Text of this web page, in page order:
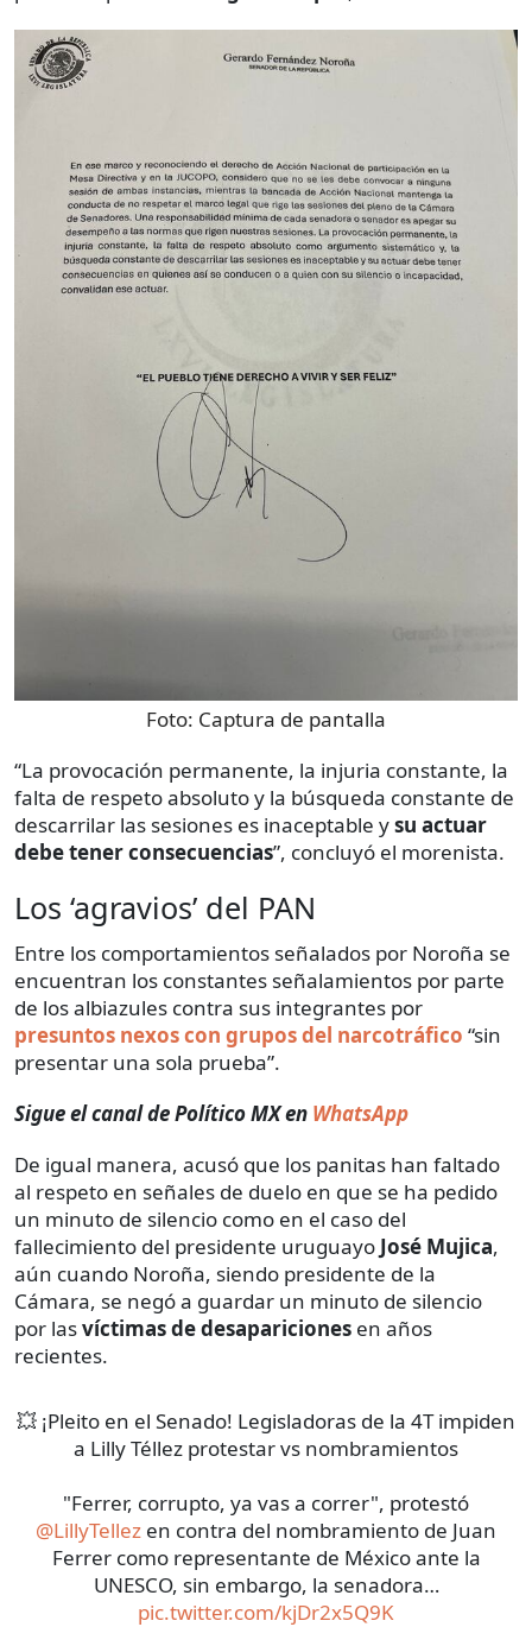
Foto: Captura de pantalla
“La provocación permanente, la injuria constante, la
falta de respeto absoluto y la búsqueda constante de
descarrilar las sesiones es inaceptable ysu actuar
debe tener consecuencias”, concluyó el morenista.
Los ‘agravios’ del PAN
Entre los comportamientos señalados por Noroña se
encuentran los constantes señalamientos por parte
de los albiazules contra sus integrantes por
presuntos nexos con grupos del narcotráfico “sin
presentar una sola prueba”.
Sigue el canal de Político MX en WhatsApp
De igual manera, acusó que los panitas han faltado
al respeto en señales de duelo en que se ha pedido
un minuto de silencio como en el caso del
fallecimiento del presidente uruguayo José Mujica,
aún cuando Noroña, siendo presidente de la
Cámara, se negó a guardar un minuto de silencio
por lasvíctimas de desapariciones en años
recientes.
💥 ¡Pleito en el Senado! Legisladoras de la 4T impiden
a Lilly Téllez protestar vs nombramientos
"Ferrer, corrupto, ya vas a correr", protestó
@LillyTellez en contra del nombramiento de Juan
Ferrer como representante de México ante la
UNESCO, sin embargo, la senadora…
pic.twitter.com/kjDr2x5Q9K